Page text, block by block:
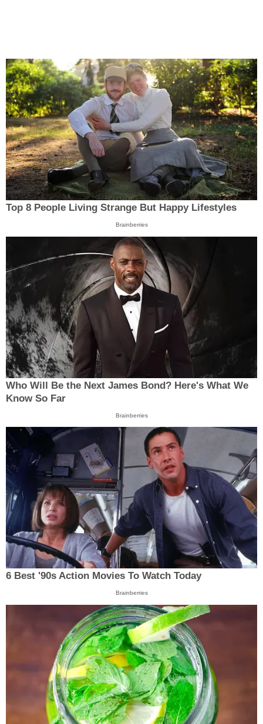
Top 8 People Living Strange But Happy Lifestyles
Brainberries
Who Will Be the Next James Bond? Here's What We
Know So Far
Brainberries
6 Best '90s Action Movies To Watch Today
Brainberries